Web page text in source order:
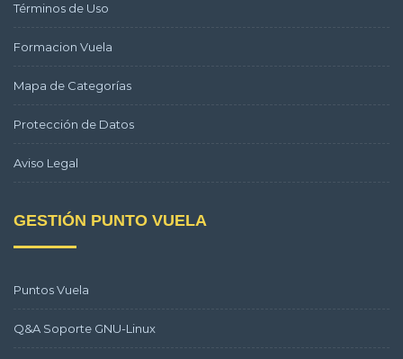
Términos de Uso
Formacion Vuela
Mapa de Categorías
Protección de Datos
Aviso Legal
GESTIÓN PUNTO VUELA
Puntos Vuela
Q&A Soporte GNU-Linux